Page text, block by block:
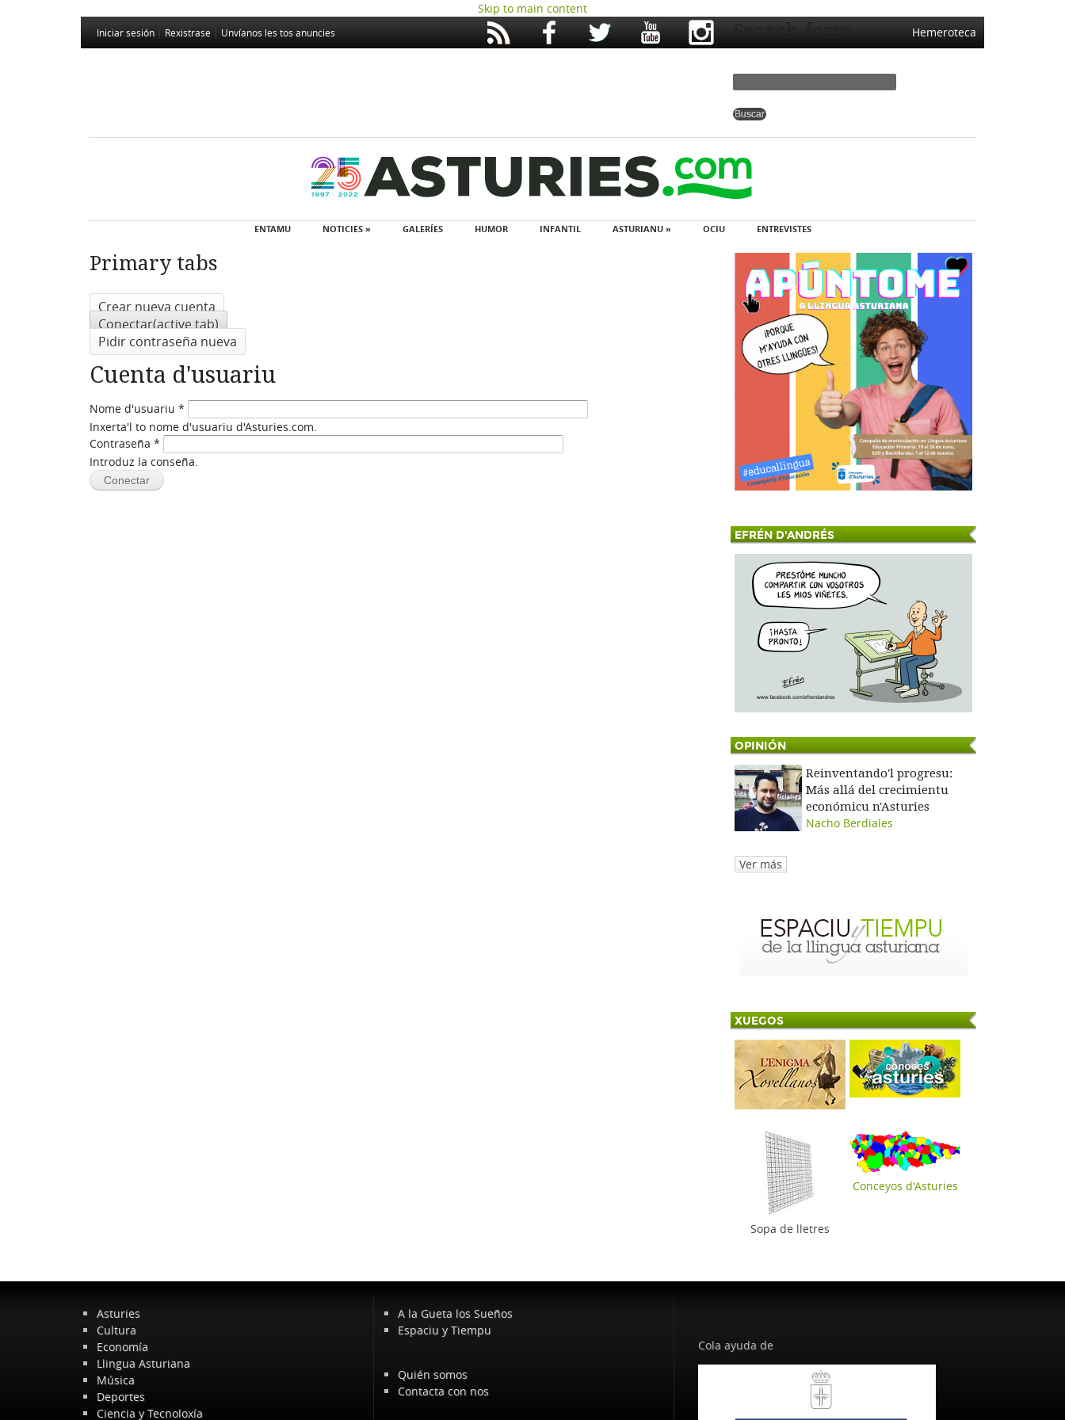
Skip to main content
Iniciar sesión Rexistrase Unvíanos les tos anuncies Hemeroteca
Search form
ENTAMU NOTICIES » GALERÍES HUMOR INFANTIL ASTURIANU » OCIU ENTREVISTES
Primary tabs
Crear nueva cuenta
Conectar(active tab)
Pidir contraseña nueva
Cuenta d'usuariu
Nome d'usuariu *
Inxerta'l to nome d'usuariu d'Asturies.com.
Contraseña *
Introduz la conseña.
EFRÉN D'ANDRÉS
OPINIÓN
Reinventando'l progresu:
Más allá del crecimientu
económicu n'Asturies
Nacho Berdiales
Ver más
XUEGOS
Sopa de lletres
Conceyos d'Asturies
Asturies
Cultura
Economía
Llingua Asturiana
Música
Deportes
Ciencia y Tecnoloxía
A la Gueta los Sueños
Espaciu y Tiempu
Quién somos
Contacta con nos
Cola ayuda de